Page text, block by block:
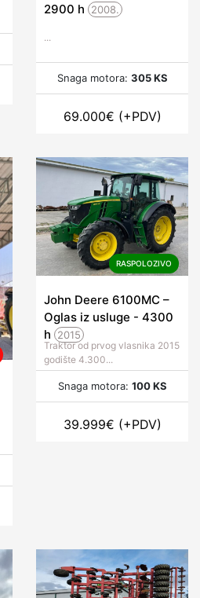
2900 h 2008.
...
Snaga motora: 305 KS
69.000€ (+PDV)
RASPOLOZIVO
John Deere 6100MC –
Oglas iz usluge - 4300
h
2015
Traktor od prvog vlasnika 2015
godište 4.300...
Snaga motora: 100 KS
39.999€ (+PDV)